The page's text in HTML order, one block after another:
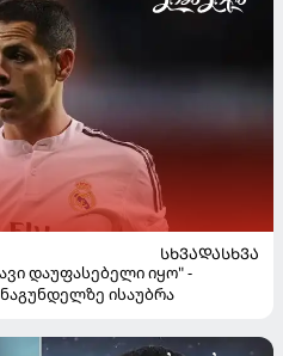
ᲡᲮᲕᲐᲓᲐᲡᲮᲕᲐ
დაუფასებელი იყო" -
ისაუბრა